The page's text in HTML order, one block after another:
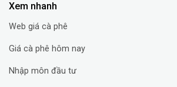
Xem nhanh
Web giá cà phê
Giá cà phê hôm nay
Nhập môn đầu tư